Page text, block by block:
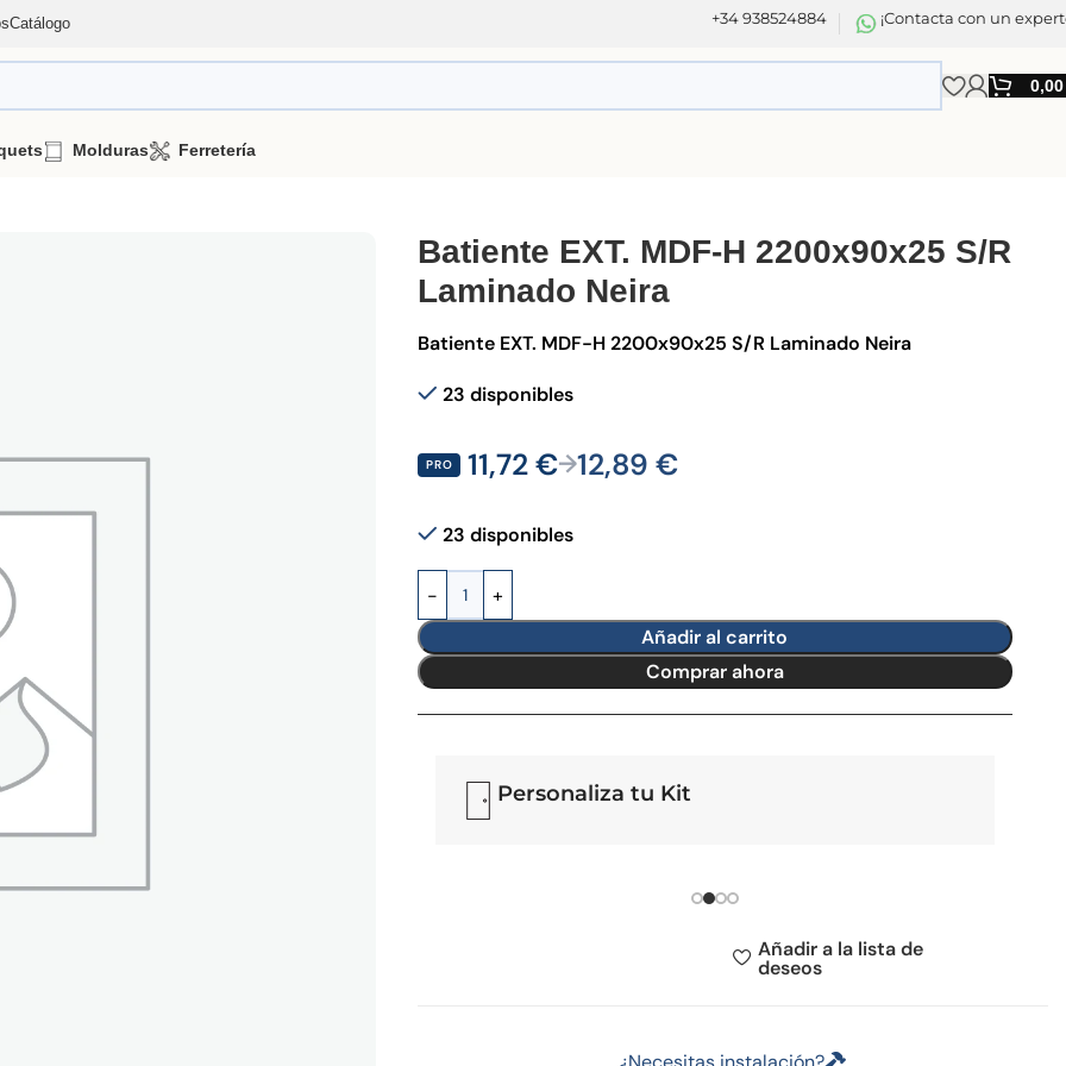
Catálogo +34 938524884 ¡Contacta con un
Molduras Ferretería
EXT. MDF-H 2200x90x25 S/R Laminado Neira
Batiente EXT. MDF-H 2200x90x25 S/R
Laminado Neira
Batiente EXT. MDF-H 2200x90x25 S/R Laminado Neira
23 disponibles
PRO 11,72€→12,89€
23 disponibles
Añadir al carrito
Comprar ahora
tu Kit Personaliza tu Block
Añadir a la lista de
deseos